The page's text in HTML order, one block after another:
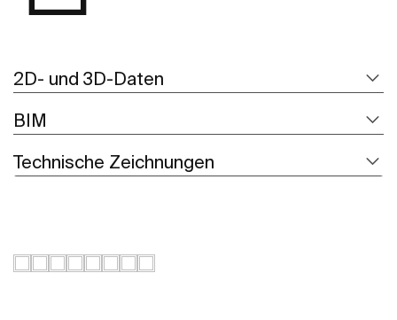
2D- und 3D-Daten
BIM
Technische Zeichnungen